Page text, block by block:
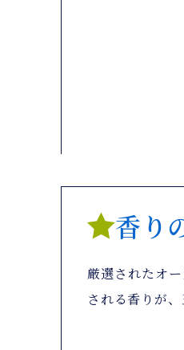
香り
厳選されたオ
される香りが、